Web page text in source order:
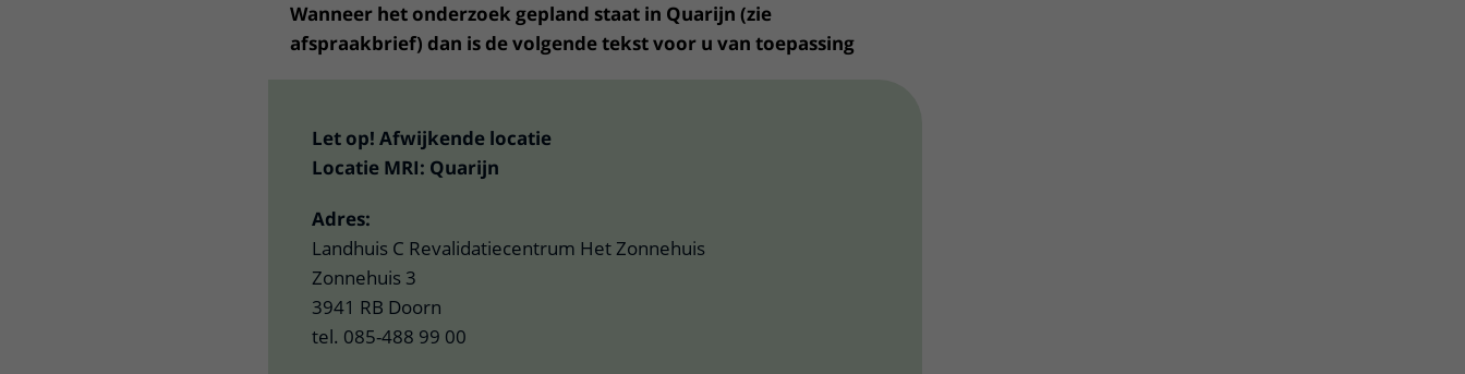
Wanneer het onderzoek gepland staat in Quarijn (zie
afspraakbrief) dan is de volgende tekst voor u van toepassing
Let op! Afwijkende locatie
Locatie MRI: Quarijn
Adres:
Landhuis C Revalidatiecentrum Het Zonnehuis
Zonnehuis 3
3941 RB Doorn
tel. 085-488 99 00